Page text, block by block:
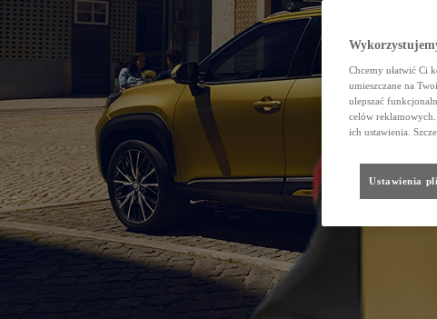
Chcemy ułatwić Ci
umieszczane na
ulepszać
celów reklamowych.
ich ustawienia.
Ustawienia